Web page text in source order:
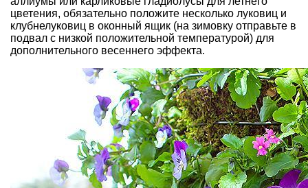
цветения, обязательно положите несколько луковиц и
клубнелуковиц в оконный ящик (на зимовку отправьте в
подвал с низкой положительной температурой) для
дополнительного весеннего эффекта.